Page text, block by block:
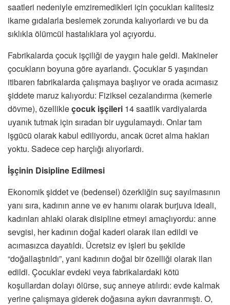
saatleri nedeniyle emziremedikleri için çocukları kalitesiz
ikame gıdalarla beslemek zorunda kalıyorlardı ve bu da
sıklıkla ölümcül hastalıklara yol açıyordu.
Fabrikalarda çocuk işçiliği de yaygın hale geldi. Makineler
çocukların boyuna göre ayarlandı. Çocuklar 5 yaşından
itibaren fabrikalarda çalışmaya başlıyor ve orada acımasız
şiddete maruz kalıyordu: Fiziksel cezalandırma (kemerle
dövme), özellikleçocuk işçileri 14 saatlik vardiyalarda
uyanık tutmak için sıradan bir uygulamaydı. Onlar tam
işgücü olarak kabul ediliyordu, ancak ücret alma hakları
yoktu. Sadece cep harçlığı alıyorlardı.
İşçinin Disipline Edilmesi
Ekonomik şiddet ve (bedensel) özerkliğin suç sayılmasının
yanı sıra, kadının anne ve ev hanımı olarak burjuva ideali,
kadınları ahlaki olarak disipline etmeyi amaçlıyordu: anne
sevgisi, her kadının doğal kaderi olarak ilan edildi ve
acımasızca dayatıldı. Ücretsiz ev işleri bu şekilde
“doğallaştırıldı”, yani kadının doğal bir özelliği olarak ilan
edildi. Çocuklar evdeki veya fabrikalardaki kötü
koşullardan dolayı ölürse, suç anneye atılırdı: evde kalmak
yerine çalışmaya giderek doğasına aykırı davranmıştı. O,